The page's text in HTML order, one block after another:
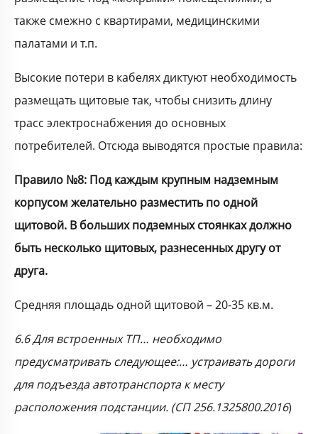
также смежно с квартирами, медицинскими
палатами и т.п.
Высокие потери в кабелях диктуют необходимость
размещать щитовые так, чтобы снизить длину
трасс электроснабжения до основных
потребителей. Отсюда выводятся простые правила:
Правило №8: Под каждым крупным надземным
корпусом желательно разместить по одной
щитовой. В больших подземных стоянках должно
быть несколько щитовых, разнесенных другу от
друга.
Средняя площадь одной щитовой – 20-35 кв.м.
6.6 Для встроенных ТП… необходимо
предусматривать следующее:… устраивать дороги
для подъезда автотранспорта к месту
расположения подстанции. (СП 256.1325800.2016)